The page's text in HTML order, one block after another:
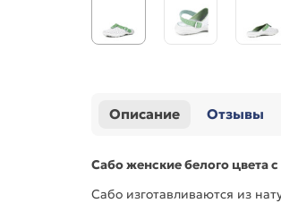
Описание Отзывы
Сабо женскиебелого цвета
Сабо изготавливаются из